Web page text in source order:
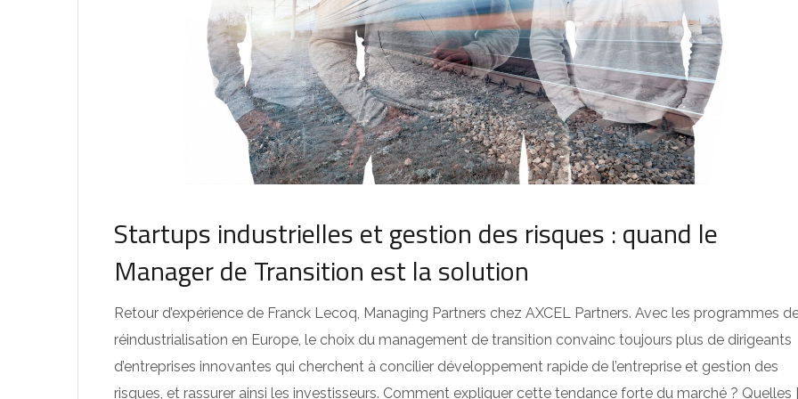
Startups industrielles et gestion des risques : quand le
Manager de Transition est la solution
Retour d’expérience de Franck Lecoq, Managing Partners chez AXCEL Partners. Avec les programmes
réindustrialisation en Europe, le choix du management de transition convainc toujours plus de dirigeants
d’entreprises innovantes qui cherchent à concilier développement rapide de l’entreprise et gestion des
risques, et rassurer ainsi les investisseurs. Comment expliquer cette tendance forte du marché ? Quelles